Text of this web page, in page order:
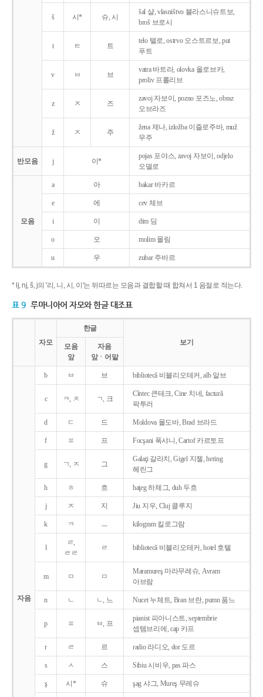
š 시* 슈, 시
šal 샬, vlasništvo 블라스니슈트보,
broš 브로시
t ㅌ 트
telo 텔로, ostrvo 오스트르보, put
푸트
v ㅂ 브
vatra 바트라, olovka 올로브카,
proliv 프롤리브
z ㅈ 즈
zavoj 자보이, pozno 포즈노, obraz
오브라즈
ž ㅈ 주
žena 제나, izložba 이즐로주바, muž
무주
반모음 j 이*
pojas 포야스, zavoj 자보이, odjelo
오델로
모음
a 아 bakar 바카르
e 에 cev 체브
i 이 dim 딤
o 오 molim 몰림
u 우 zubar 주바르
* lj, nj, š, j의 '리, 니, 시, 이'는 뒤따르는 모음과 결합할 때 합쳐서 1 음절로 적는다.
표 9 루마니아어 자모와 한글 대조표
자모
한글
보기
모음
앞
자음
앞ㆍ어말
자음
b ㅂ 브 bibliotecǎ 비블리오테커, alb 알브
c ㅋ, ㅊ ㄱ, 크
Cîntec 큰테크, Cine 치네, facturǎ
팍투러
d ㄷ 드 Moldova 몰도바, Brad 브라드
f ㅍ 프 Focşani 폭샤니, Cartof 카르토프
g ㄱ, ㅈ 그
Galaţi 갈라치, Gigel 지젤, hering
헤린그
h ㅎ 흐 haţeg 하체그, duh 두흐
j ㅈ 지 Jiu 지우, Cluj 클루지
k ㅋ ㅡ kilogram 킬로그람
l
ㄹ,
ㄹㄹ
ㄹ bibliotecǎ 비블리오테커, hotel 호텔
m ㅁ ㅁ
Maramureş 마라무레슈, Avram
아브람
n ㄴ ㄴ, 느 Nucet 누체트, Bran 브란, pumn 품느
p ㅍ ㅂ, 프
pianist 피아니스트, septembrie
셉템브리에, cap 카프
r ㄹ 르 radio 라디오, dor 도르
s ㅅ 스 Sibiu 시비우, pas 파스
ş 시* 슈 şag 샤그, Mureş 무레슈